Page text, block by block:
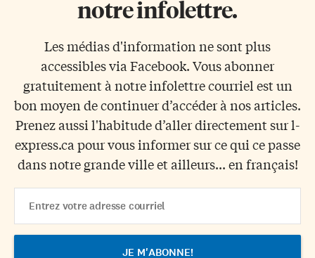
notre infolettre.
Les médias d'information ne sont plus
accessibles via Facebook. Vous abonner
gratuitement à notre infolettre courriel est un
bon moyen de continuer d’accéder à nos articles.
Prenez aussi l'habitude d’aller directement sur l-
express.ca pour vous informer sur ce qui ce passe
dans notre grande ville et ailleurs... en français!
Address